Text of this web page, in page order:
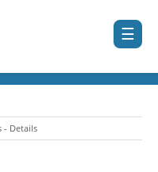
- Details